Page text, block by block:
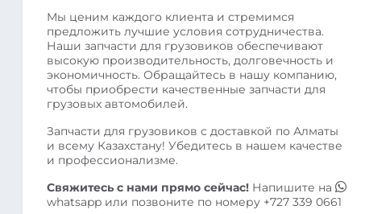
Мы ценим каждого клиента и стремимся
предложить лучшие условия сотрудничества.
Наши запчасти для грузовиков обеспечивают
высокую производительность, долговечность и
экономичность. Обращайтесь в нашу компанию,
чтобы приобрести качественные запчасти для
грузовых автомобилей.
Запчасти для грузовиков с доставкой по Алматы
и всему Казахстану! Убедитесь в нашем качестве
и профессионализме.
Свяжитесь с нами прямо сейчас! Напишите на
whatsapp или позвоните по номеру +727 339 0661